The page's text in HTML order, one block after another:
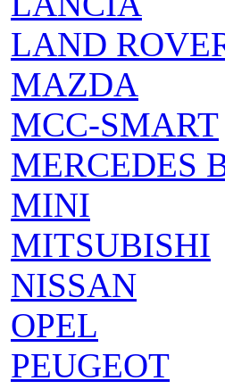
LAND
MAZDA
MCC-SMART
MERCEDES
MINI
MITSUBISHI
NISSAN
OPEL
PEUGEOT